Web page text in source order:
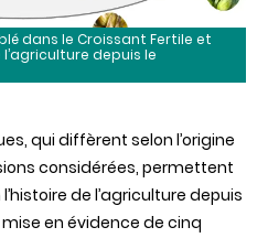
dans le Croissant Fertile et
depuis le
qui diffèrent selon l’origine
considérées, permettent
de l’agriculture depuis
en évidence de cinq